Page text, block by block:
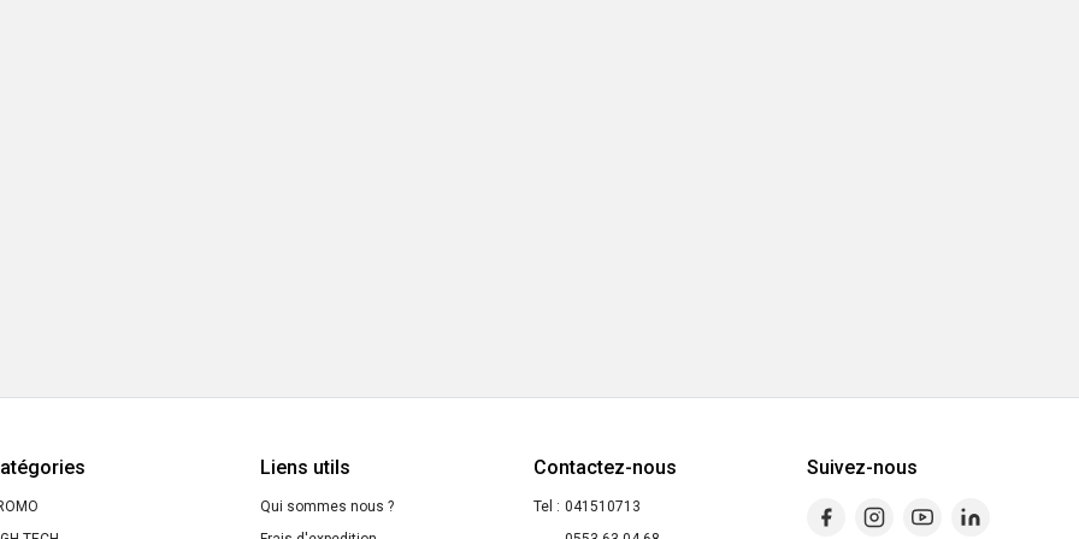
Liens utils
Qui sommes nous ?
Contactez-nous
Tel : 041510713
Suivez-nous